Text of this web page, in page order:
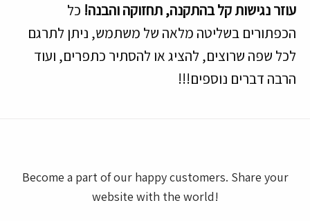
עוזר נגישות קל בהתקנה, תחזוקה והבנה! כל
הכפתורים בשליטה מלאה של משתמש, ניתן לתרגם
לכל שפה שרוצים, להציג או להסתיר כתפרים, ועוד
הרבה דברים נוספים!!!
Become a part of our happy customers. Share your
website with the world!